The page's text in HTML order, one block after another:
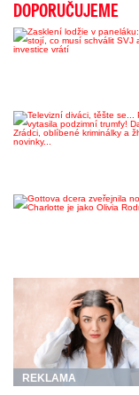
DOPORUČUJEME
REKLAMA